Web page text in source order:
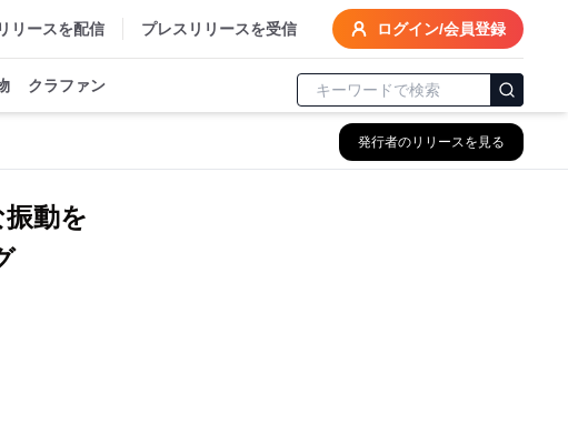
リースを配信 プレスリリースを受信 ログイン/会員登録
クラファン
発行者のリリースを見る
動を